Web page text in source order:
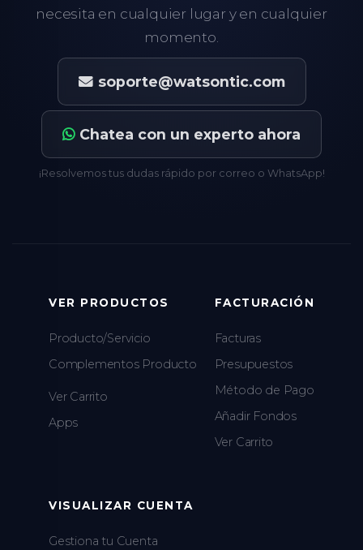
necesita en cualquier lugar y en cualquier
momento.
soporte@watsontic.com
Chatea con un experto ahora
¡Resolvemos tus dudas rápido por correo o WhatsApp!
VER PRODUCTOS
Producto/Servicio
Complementos Producto
Ver Carrito
Apps
FACTURACIÓN
Facturas
Presupuestos
Método de Pago
Añadir Fondos
Ver Carrito
VISUALIZAR CUENTA
Gestiona tu Cuenta